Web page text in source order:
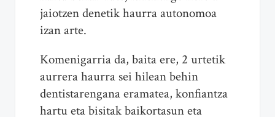
jaiotzen denetik haurra autonomoa
izan arte.
Komenigarria da, baita ere, 2 urtetik
aurrera haurra sei hilean behin
dentistarengana eramatea, konfiantza
hartu eta bisitak baikortasun eta